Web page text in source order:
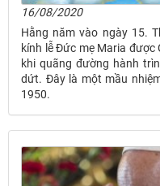
16/08/2020
Hằng năm vào ngày 15.
kính lễ Đức mẹ Maria được
khi quãng đường hành
dứt. Đây là một mầu
1950.